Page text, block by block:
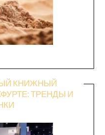
КНИЖНЫЙ
ТРЕНДЫ И